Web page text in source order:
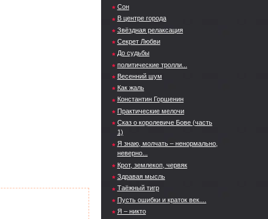
Сон
В центре города
Звёздная релаксация
Секрет Любви
До судьбы
политические тролли...
Весенний шум
Как жаль
Константин Горшенин
Практические мелочи
Сказ о королевиче Бове (часть
1)
Я знаю, молчать – ненормально,
неверно...
Крот, землекоп, червяк
Здравая мысль
Таёжный тигр
Пусть ошибки и краток век....
Я – никто